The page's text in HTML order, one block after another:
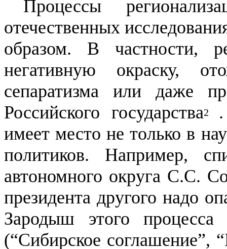
Процессы
отечественных
образом. В частности,
негативную окраску,
сепаратизма или даже
Российского государства2
имеет место не только в
политиков. Например,
автономного округа С.С.
президента другого надо
Зародыш этого процесса
(“Сибирское соглашение”,